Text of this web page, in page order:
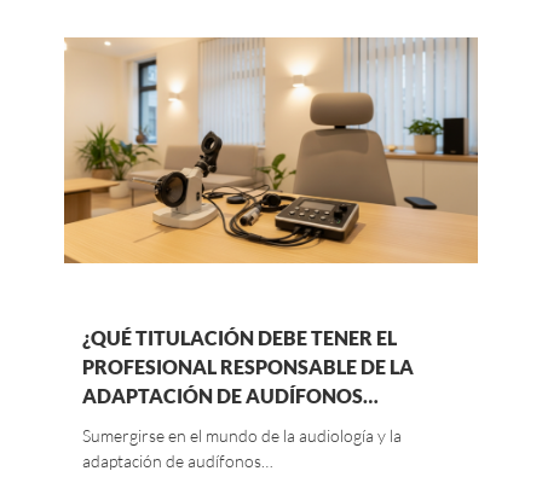
¿QUÉ TITULACIÓN DEBE TENER EL
PROFESIONAL RESPONSABLE DE LA
ADAPTACIÓN DE AUDÍFONOS…
Sumergirse en el mundo de la audiología y la
adaptación de audífonos…